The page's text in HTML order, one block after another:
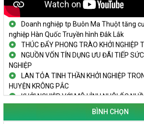
NGHIỆP, PHÁT TRIỂN KINH TẾ
Doanh nghiệp tp Buôn Ma Thuột tăng
nghiệp Hàn Quốc Truyền hình Đắk Lắk
THÚC ĐẨY PHONG TRÀO KHỞI NGHIỆP
NGUỒN VỐN TÍN DỤNG ƯU ĐÃI TIẾP
NGHIỆP
LAN TỎA TINH THẦN KHỞI NGHIỆP
HUYỆN KRÔNG PẮC
KHỞI NGHIỆP VỚI MÔ HÌNH NUÔI ỐC NHỒI
BÌNH CHỌN